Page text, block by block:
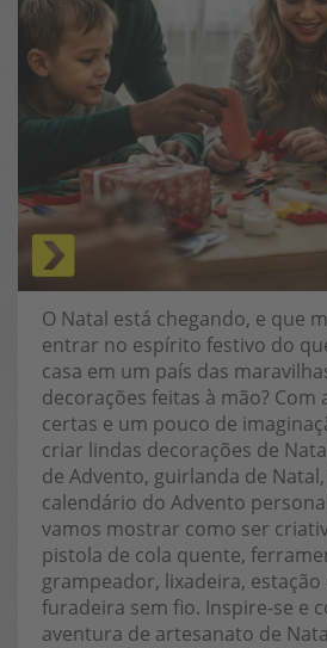
O Natal está chegando, e que
entrar no espírito festivo do
casa em um país das
decorações feitas à mão? Com
certas e um pouco de
criar lindas decorações de
de Advento, guirlanda de
calendário do Advento
vamos mostrar como ser
pistola de cola quente,
grampeador, lixadeira, estação
furadeira sem fio. Inspire-se e
aventura de artesanato de